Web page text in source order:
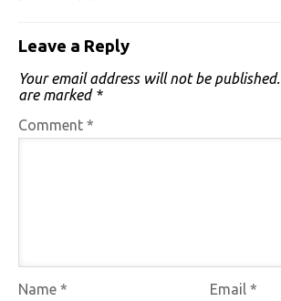
Leave a Reply
Your email address will not be published.
are marked *
Comment *
Name * Email*